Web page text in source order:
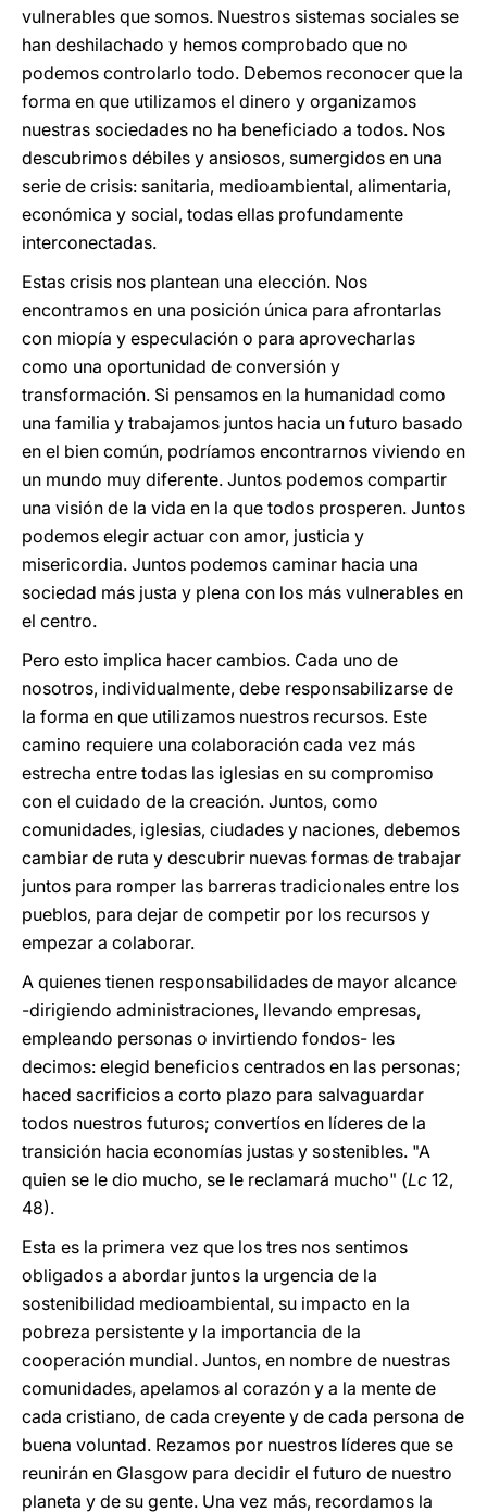
vulnerables que somos. Nuestros sistemas sociales se
han deshilachado y hemos comprobado que no
podemos controlarlo todo. Debemos reconocer que la
forma en que utilizamos el dinero y organizamos
nuestras sociedades no ha beneficiado a todos. Nos
descubrimos débiles y ansiosos, sumergidos en una
serie de crisis: sanitaria, medioambiental, alimentaria,
económica y social, todas ellas profundamente
interconectadas.
Estas crisis nos plantean una elección. Nos
encontramos en una posición única para afrontarlas
con miopía y especulación o para aprovecharlas
como una oportunidad de conversión y
transformación. Si pensamos en la humanidad como
una familia y trabajamos juntos hacia un futuro basado
en el bien común, podríamos encontrarnos viviendo en
un mundo muy diferente. Juntos podemos compartir
una visión de la vida en la que todos prosperen. Juntos
podemos elegir actuar con amor, justicia y
misericordia. Juntos podemos caminar hacia una
sociedad más justa y plena con los más vulnerables en
el centro.
Pero esto implica hacer cambios. Cada uno de
nosotros, individualmente, debe responsabilizarse de
la forma en que utilizamos nuestros recursos. Este
camino requiere una colaboración cada vez más
estrecha entre todas las iglesias en su compromiso
con el cuidado de la creación. Juntos, como
comunidades, iglesias, ciudades y naciones, debemos
cambiar de ruta y descubrir nuevas formas de trabajar
juntos para romper las barreras tradicionales entre los
pueblos, para dejar de competir por los recursos y
empezar a colaborar.
A quienes tienen responsabilidades de mayor alcance
-dirigiendo administraciones, llevando empresas,
empleando personas o invirtiendo fondos- les
decimos: elegid beneficios centrados en las personas;
haced sacrificios a corto plazo para salvaguardar
todos nuestros futuros; convertíos en líderes de la
transición hacia economías justas y sostenibles. "A
quien se le dio mucho, se le reclamará mucho" (Lc 12,
48).
Esta es la primera vez que los tres nos sentimos
obligados a abordar juntos la urgencia de la
sostenibilidad medioambiental, su impacto en la
pobreza persistente y la importancia de la
cooperación mundial. Juntos, en nombre de nuestras
comunidades, apelamos al corazón y a la mente de
cada cristiano, de cada creyente y de cada persona de
buena voluntad. Rezamos por nuestros líderes que se
reunirán en Glasgow para decidir el futuro de nuestro
planeta y de su gente. Una vez más, recordamos la